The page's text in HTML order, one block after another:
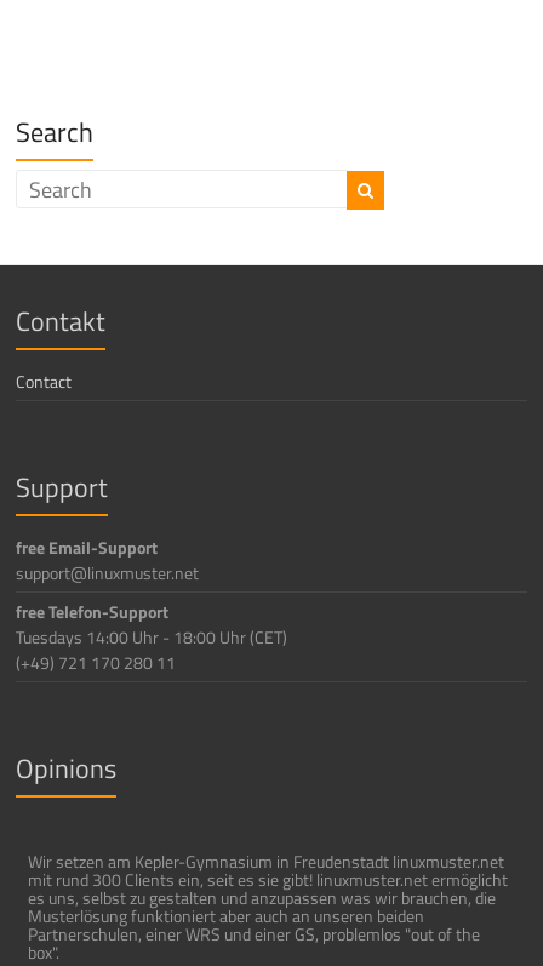
Search
Contakt
Contact
Support
free Email-Support
support@linuxmuster.net
free Telefon-Support
Tuesdays 14:00 Uhr - 18:00 Uhr (CET)
(+49) 721 170 280 11
Opinions
Wir setzen am Kepler-Gymnasium in Freudenstadt linuxmuster.net
mit rund 300 Clients ein, seit es sie gibt! linuxmuster.net ermöglicht
es uns, selbst zu gestalten und anzupassen was wir brauchen, die
Musterlösung funktioniert aber auch an unseren beiden
Partnerschulen, einer WRS und einer GS, problemlos "out of the
box".